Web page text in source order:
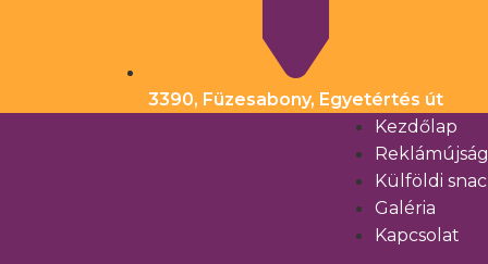
3390, Füzesabony, Egyetértés út
Kezdőlap
Reklámújság
Külföldi
Galéria
Kapcsolat